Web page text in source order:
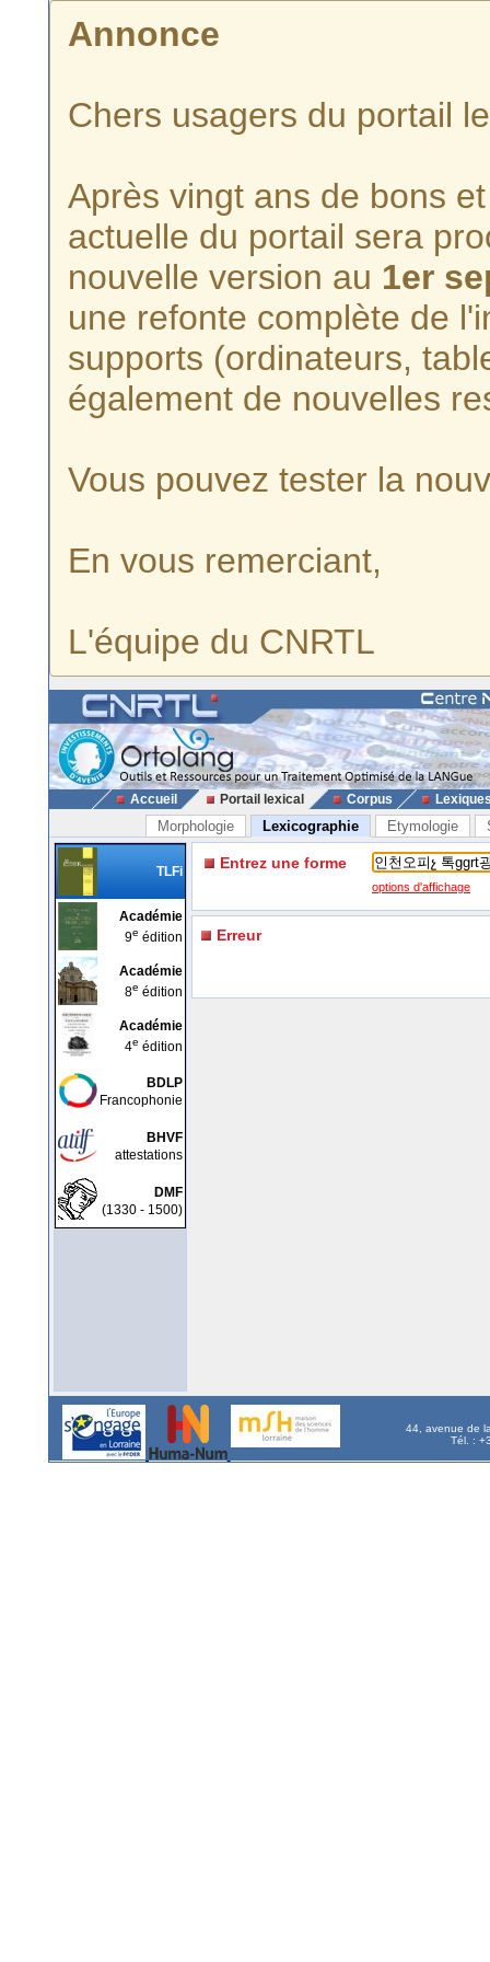
Annonce
Chers usagers du portail
Après vingt ans de bons
actuelle du portail sera
nouvelle version au 1er
une refonte complète de
supports (ordinateurs,
également de nouvelles
Vous pouvez tester la
En vous remerciant,
L'équipe du CNRTL
Accueil Portail lexical Corpus
Morphologie Lexicographie Etymologie
TLFi
Académie
9e édition
Académie
8e édition
Académie
4e édition
BDLP
Francophonie
BHVF
attestations
DMF
(1330 - 1500)
Entrez une forme
options d'affichage
Erreur
44, avenue de
Tél. :